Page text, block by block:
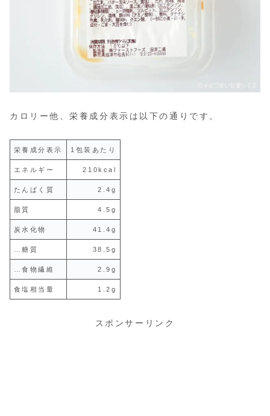
カロリー他、栄養成分表示は以下の通りです。
栄養成分表示 1包装あたり
エネルギー 210kcal
たんぱく質 2.4g
脂質 4.5g
炭水化物 41.4g
…糖質 38.5g
…食物繊維 2.9g
食塩相当量 1.2g
スポンサーリンク